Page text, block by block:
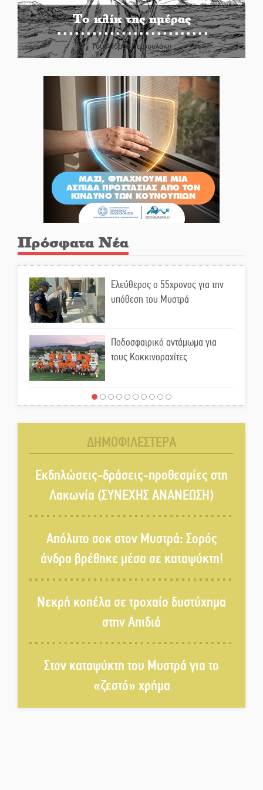
Το κλίκ της ημέρας
Του Ανδρέα Πετρουλάκη
Πρόσφατα Νέα
Ελεύθερος ο 55χρονος για την
υπόθεση του Μυστρά
Ποδοσφαιρικό αντάμωμα για
τους Κοκκινοραχίτες
Μάχης συνέχεια των 310 για τη
Στον τελικό του Πρωταθλήματος
Ελλάδας Beach Soccer ο Π.
Μαρτσούκος
Η Έρη Ρίτσου σχολιάζει τα…
τραγελαφικά των «κληρονόμων»
φως άγνωστες «δίνες» στην
επιφάνειά του
4,2 εκατ. ευρώ σε κτηνοτρόφους
για ζώα που θανατώθηκαν λόγω
επιζωοτιών
ΔΗΜΟΦΙΛΕΣΤΕΡΑ
Εκδηλώσεις-δράσεις-προθεσμίες στη
Λακωνία (ΣΥΝΕΧΗΣ ΑΝΑΝΕΩΣΗ)
Απόλυτο σοκ στον Μυστρά: Σορός
άνδρα βρέθηκε μέσα σε καταψύκτη!
Νεκρή κοπέλα σε τροχαίο δυστύχημα
στην Απιδιά
Στον καταψύκτη του Μυστρά για το
«ζεστό» χρήμα